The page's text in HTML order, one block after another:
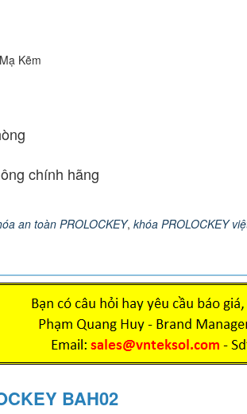
Kẽm
chính hãng
an toàn PROLOCKEY, khóa PROLOCKEY
BAH02